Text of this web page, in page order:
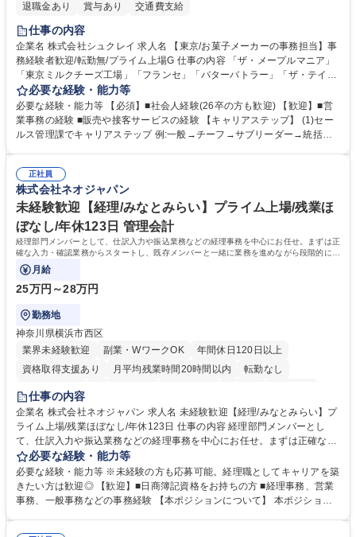
退職金あり
賞与あり 交通費支給
仕事の内容
企業名 株式会社シュクレイ 求人名 【東京/お菓子メーカーの事務担当】事
務経験者歓迎/転勤無/プライム上場G 仕事の内容 「ザ・メープルマニア」
「東京ミルクチーズ工場」「フランセ」「バターバトラー」「ザ・テイラ
ー」「DROOLY」等のブランドを多数展開する当社にて、オリジナル菓子
ブランド商品の事務業務をお任せいたします。 【具体的な業務内容】 ■店
舗からの発注受付/PC入力業務 ■受電対応(社内/社外) ■商品のマスター登
録 ■日々の売上抽出・報告 ■提携企業への書類送付業務 ■契約書管理業務
必要な経験・能力等
必要な経験・能力等 【必須】■社会人経験(26卒の方も歓迎) 【歓迎】■営
業事務の経験 ■販売や接客サービスの経験 【キャリアステップ】 (1)セー
ルス管理課でキャリアステップ 例:一般→チーフ→サブリーダー→統括リ
や個別面談を通してご自身のキャリアと向き合っていただき、会社として
もバックアップしていきます。 学歴・資格 学歴：大学院 大学 高専 短大
専修学校 高校 語学力： 資格：
正社員
株式会社ネオジャパン
未経験歓迎【経理/みなとみらい】プライム上場/残業ほ
ぼなし/年休123日 管理会計
経理部門メンバーとして、仕訳入力や振込業務などの経理事務を中心にお任せ。まずは正
確な入力・確認業務からスタートし、既存メンバーと一緒に業務を進めながら段階的に経
理知識を身につけていただきます。
月給
25万円～28万円
勤務地
神奈川県横浜市西区
業界未経験歓迎
副業・WワークOK
年間休日120日以上
資格取得支援あり
月平均残業時間20時間以内
転勤なし
未経験者歓迎
完全週休2日制
交通費支給 駅近5分以内 土日祝休み
服装自由
寮・社宅あり
仕事の内容
企業名 株式会社ネオジャパン 求人名 未経験歓迎【経理/みなとみらい】プ
ライム上場/残業ほぼなし/年休123日 仕事の内容 経理部門メンバーとし
て、仕訳入力や振込業務などの経理事務を中心にお任せ。まずは正確な入
力・確認業務からスタートし、既存メンバーと一緒に業務を進めながら段
階的に経理知識を身につけていただきます。 【具体的には】 ■社内稟議に
基づく仕訳入力 ■月末の振込業務 ■明細作成 ■伝票処理、記帳業務 ■既存
メンバーの業務サポート 【将来的には】 ■月次決算補助 ■四半期・年次決
必要な経験・能力等
必要な経験・能力等 ※未経験の方も応募可能。経理職としてキャリアを築
きたい方は歓迎◎ 【歓迎】■日商簿記資格をお持ちの方 ■経理事務、営業
事務、一般事務などの事務経験 【本ポジションについて】 本ポジション